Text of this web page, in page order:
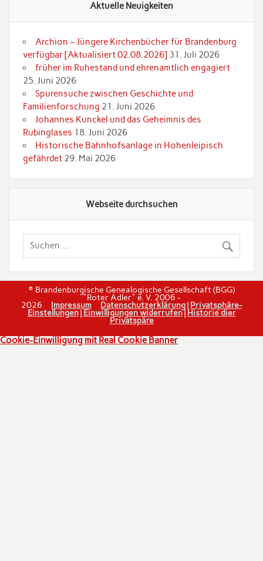
Aktuelle Neuigkeiten
Archion – Jüngere Kirchenbücher für Brandenburg
verfügbar [Aktualisiert 02.08.2026] 31. Juli 2026
früher im Ruhestand und ehrenamtlich engagiert
25. Juni 2026
Spurensuche zwischen Geschichte und
Familienforschung 21. Juni 2026
Johannes Kunckel und das Geheimnis des
Rubinglases 18. Juni 2026
Historische Bahnhofsanlage in Hohenleipisch
gefährdet 29. Mai 2026
Webseite durchsuchen
© Brandenburgische Genealogische Gesellschaft (BGG)
"Roter Adler" e. V. 2006 -
2026 Impressum Datenschutzerklärung| Privatsphäre-
Einstellungen| Einwilligungen widerrufen|Historie dier
Privatspäre
Cookie-Einwilligung mit Real Cookie Banner